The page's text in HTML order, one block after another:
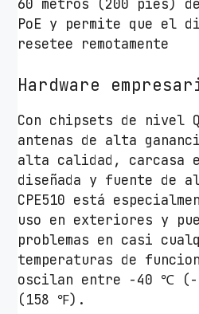
s
/
5
H
/
A
n
t
e
n
a
d
e
1
60 metros (200 pies)
PoE y permite que el
resetee remotamente
Hardware
Con chipsets de nivel
antenas de alta
alta calidad, carcasa
diseñada y fuente de
CPE510 está
uso en exteriores y
problemas en casi
temperaturas de
oscilan entre -40 ℃
(158 ℉).